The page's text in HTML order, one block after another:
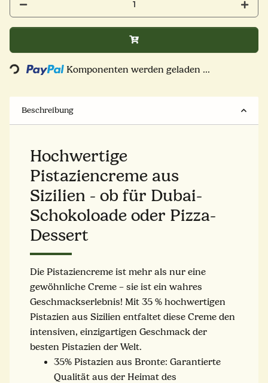
Loading... Komponenten werden geladen ...
Beschreibung
Hochwertige
Pistaziencreme aus
Sizilien - ob für Dubai-
Schokoloade oder Pizza-
Dessert
Die Pistaziencreme ist mehr als nur eine
gewöhnliche Creme – sie ist ein wahres
Geschmackserlebnis! Mit 35 % hochwertigen
Pistazien aus Sizilien entfaltet diese Creme den
intensiven, einzigartigen Geschmack der
besten Pistazien der Welt.
35% Pistazien aus Bronte: Garantierte
Qualität aus der Heimat des